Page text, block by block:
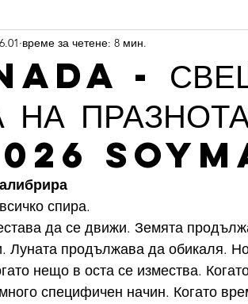
-
НА
6.01 време за четене: 8 мин.
спира.
да се движи. Земята
Луната продължава да обикаля.
нещо в оста се измества.
специфичен начин. Когато